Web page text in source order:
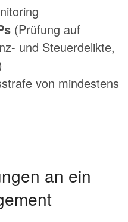
(Prüfung auf
und Steuerdelikte,
von mindestens
an ein